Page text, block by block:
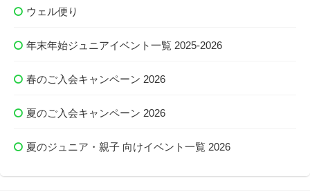
ウェル便り
年末年始ジュニアイベント一覧 2025-2026
春のご入会キャンペーン 2026
夏のご入会キャンペーン 2026
夏のジュニア・親子 向けイベント一覧 2026